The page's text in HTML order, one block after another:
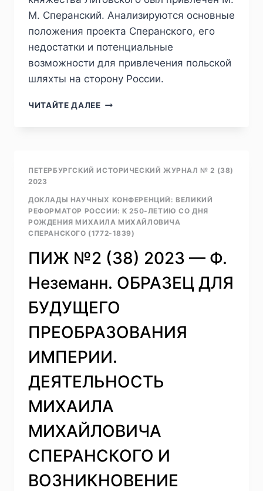
М. Сперанский. Анализируются основные
положения проекта Сперанского, его
недостатки и потенциальные
возможности для привлечения польской
шляхты на сторону России.
ЧИТАЙТЕ ДАЛЕЕПИЖ
ЗАПАДНАЯ
РОССИЯ
В
ПЛАНАХ
ПОЛЬСКОЙ
АРИСТОКРАТИИ
М.
М.
СПЕРАНСКОГО
НАКАНУНЕ
ОТЕЧЕСТВЕННОЙ
ВОЙНЫ
1812
Г.
ПЕТЕРБУРГСКИЙ ИСТОРИЧЕСКИЙ ЖУРНАЛ № 2 (38)
2023
ДОКЛАДЫ НАУЧНЫХ КОНФЕРЕНЦИЙ: ВЕЛИКИЙ
РЕФОРМАТОР РОССИИ: К 250-ЛЕТИЮ СО ДНЯ
РОЖДЕНИЯ МИХАИЛА МИХАЙЛОВИЧА
СПЕРАНСКОГО (1772-1839)
ПИЖ №2 (38) 2023 — Ф.
Неземанн. ОБРАЗЕЦ ДЛЯ
БУДУЩЕГО
ПРЕОБРАЗОВАНИЯ
ИМПЕРИИ.
ДЕЯТЕЛЬНОСТЬ
МИХАИЛА
МИХАЙЛОВИЧА
СПЕРАНСКОГО И
ВОЗНИКНОВЕНИЕ